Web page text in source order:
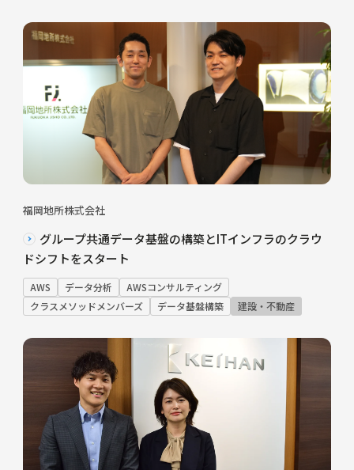
福岡地所株式会社
グループ共通データ基盤の構築とITインフラのクラウ
ドシフトをスタート
AWS データ分析
AWSコンサルティング
クラスメソッドメンバーズ
データ基盤構築 建設・不動産